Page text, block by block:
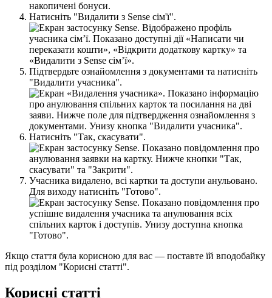
Натисніть "Видалити з Sense сім'ї".
Підтвердьте ознайомлення з документами та натисніть
"Видалити учасника".
Натисніть "Так, скасувати".
Учасника видалено, всі картки та доступи анульовано.
Для виходу натисніть "Готово".
Якщо стаття була корисною для вас — поставте їй вподобайку
під розділом "Корисні статті".
Корисні статті